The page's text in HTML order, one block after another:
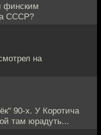
финским
СССР?
на
90-х. У Коротича
там юрадуть...